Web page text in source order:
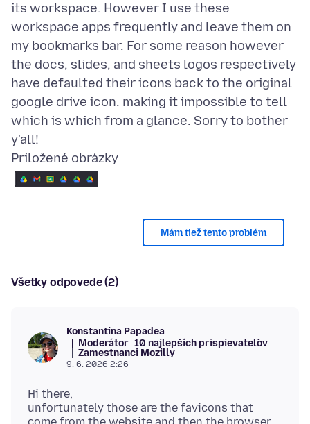
its workspace. However I use these
workspace apps frequently and leave them on
my bookmarks bar. For some reason however
the docs, slides, and sheets logos respectively
have defaulted their icons back to the original
google drive icon. making it impossible to tell
which is which from a glance. Sorry to bother
Priložené obrázky
Mám tiež tento problém
Všetky odpovede (2)
Konstantina Papadea
Moderátor 10 najlepších prispievateľov
Zamestnanci Mozilly
9. 6. 2026 2:26
Hi there,
unfortunately those are the favicons that